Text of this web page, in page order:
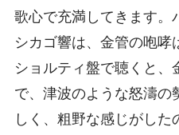
歌心で充満してきます。
シカゴ響は、金管の咆哮
ショルティ盤で聴くと、
で、津波のような怒濤の
しく、粗野な感じがした